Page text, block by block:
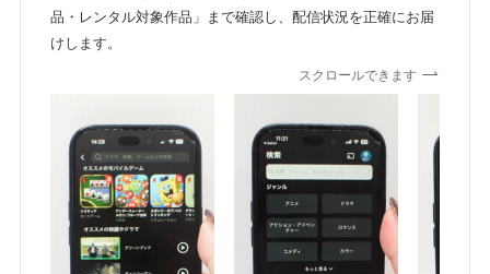
品・レンタル対象作品」まで確認し、配信状況を正確にお届
けします。
スクロールできます